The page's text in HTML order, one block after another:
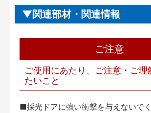
関連部材・関連情報
ご注意
ご使用にあたり、ご注意・ご理
たいこと
■採光ドアに強い衝撃を与えないで